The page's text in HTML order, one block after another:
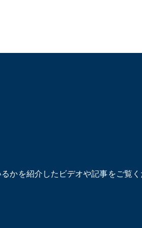
かを紹介したビデオや記事をご覧